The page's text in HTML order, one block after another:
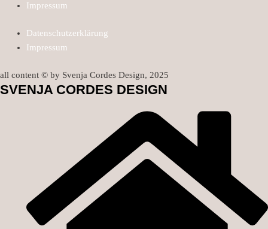
Impressum
Datenschutzerklärung
Impressum
all content © by Svenja Cordes Design, 2025
SVENJA CORDES DESIGN